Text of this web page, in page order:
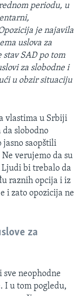
periodu, u
je najavila
uslova za
SAD po tom
za slobodne i
u obzir situaciju
vlastima u Srbiji
da slobodno
jasno saopštili
verujemo da su
bi trebalo da
raznih opcija i iz
i zato opozicija ne
za
neophodne
I u tom pogledu,